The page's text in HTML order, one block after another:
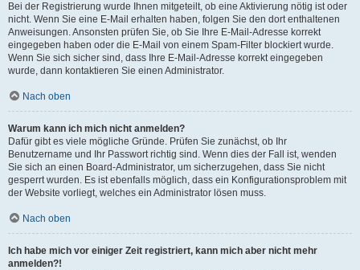
Bei der Registrierung wurde Ihnen mitgeteilt, ob eine Aktivierung nötig ist oder
nicht. Wenn Sie eine E-Mail erhalten haben, folgen Sie den dort enthaltenen
Anweisungen. Ansonsten prüfen Sie, ob Sie Ihre E-Mail-Adresse korrekt
eingegeben haben oder die E-Mail von einem Spam-Filter blockiert wurde.
Wenn Sie sich sicher sind, dass Ihre E-Mail-Adresse korrekt eingegeben
wurde, dann kontaktieren Sie einen Administrator.
Nach oben
Warum kann ich mich nicht anmelden?
Dafür gibt es viele mögliche Gründe. Prüfen Sie zunächst, ob Ihr
Benutzername und Ihr Passwort richtig sind. Wenn dies der Fall ist, wenden
Sie sich an einen Board-Administrator, um sicherzugehen, dass Sie nicht
gesperrt wurden. Es ist ebenfalls möglich, dass ein Konfigurationsproblem mit
der Website vorliegt, welches ein Administrator lösen muss.
Nach oben
Ich habe mich vor einiger Zeit registriert, kann mich aber nicht mehr
anmelden?!